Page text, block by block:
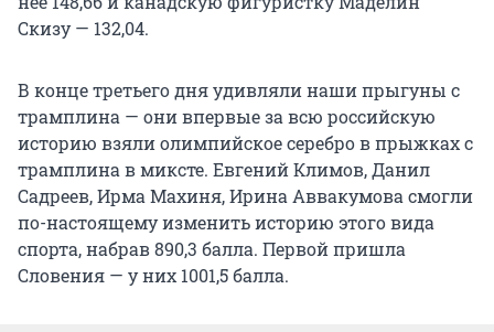
Скизу — 132,04.
В конце третьего дня удивляли наши прыгуны с
трамплина — они впервые за всю российскую
историю взяли олимпийское серебро в прыжках с
трамплина в миксте. Евгений Климов, Данил
Садреев, Ирма Махиня, Ирина Аввакумова смогли
по-настоящему изменить историю этого вида
спорта, набрав 890,3 балла. Первой пришла
Словения — у них 1001,5 балла.